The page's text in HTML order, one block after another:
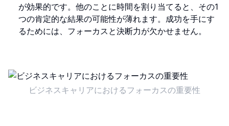
が効果的です。他のことに時間を割り当てると、その1
つの肯定的な結果の可能性が薄れます。成功を手にす
るためには、フォーカスと決断力が欠かせません。
ビジネスキャリアにおけるフォーカスの重要性